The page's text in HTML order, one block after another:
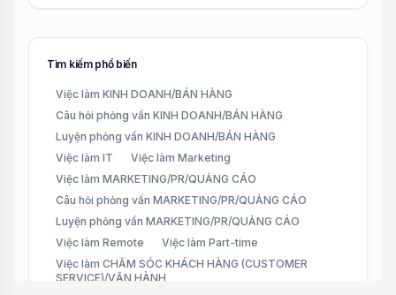
Tìm kiếm phổ biến
Việc làm KINH DOANH/BÁN HÀNG
Câu hỏi phỏng vấn KINH DOANH/BÁN HÀNG
Luyện phỏng vấn KINH DOANH/BÁN HÀNG
Việc làm IT
Việc làm Marketing
Việc làm MARKETING/PR/QUẢNG CÁO
Câu hỏi phỏng vấn MARKETING/PR/QUẢNG CÁO
Luyện phỏng vấn MARKETING/PR/QUẢNG CÁO
Việc làm Remote
Việc làm Part-time
Việc làm CHĂM SÓC KHÁCH HÀNG (CUSTOMER
SERVICE)/VẬN HÀNH